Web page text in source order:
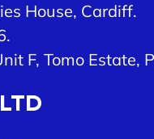
House, Cardiff.
F, Tomo Estate,